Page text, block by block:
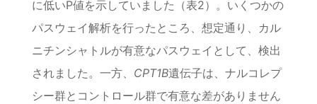
に低いP値を示していました（表2）。いくつかの
パスウェイ解析を行ったところ、想定通り、カル
ニチンシャトルが有意なパスウェイとして、検出
されました。一方、 CPT1B遺伝子は、ナルコレプ
シー群とコントロール群で有意な差がありません